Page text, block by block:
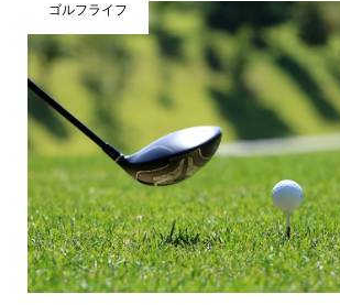
ゴルフライフ